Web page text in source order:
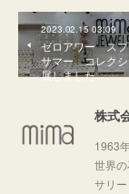
2023.02.15 03:09
ゼロアワー スプ
サマー コレクシ
展しました
株式
1963
世界
サリ